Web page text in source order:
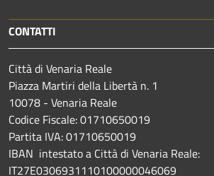
CONTATTI
Città di Venaria Reale
Piazza Martiri della Libertà n. 1
10078 - Venaria Reale
Codice Fiscale: 01710650019
Partita IVA: 01710650019
IBAN intestato a Città di Venaria Reale:
IT27E0306931110100000046069